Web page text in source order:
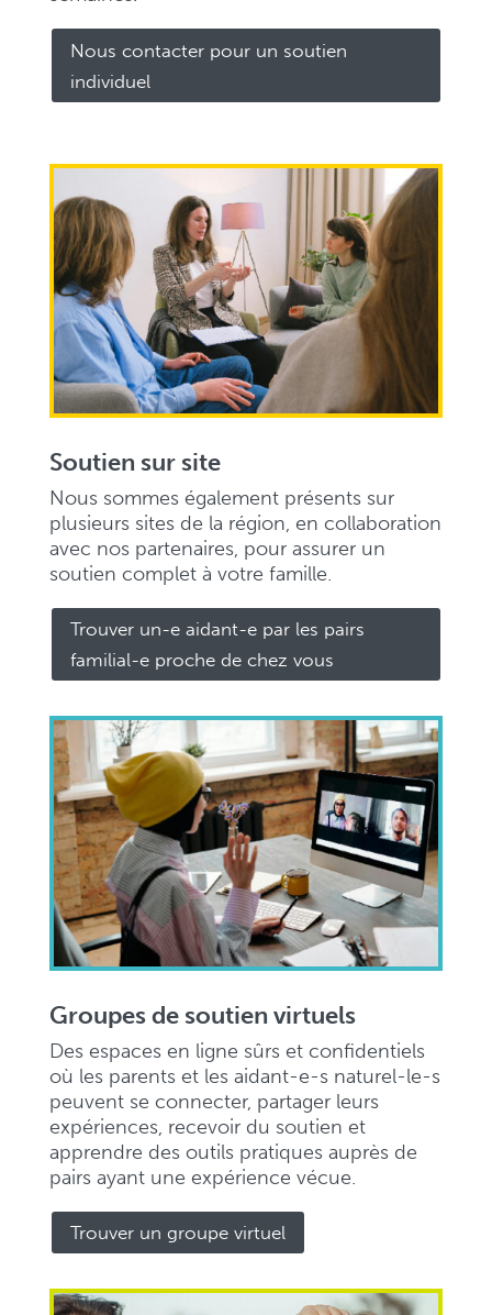
Nous contacter pour un soutien
individuel
Soutien sur site
Nous sommes également présents sur
plusieurs sites de la région, en collaboration
avec nos partenaires, pour assurer un
soutien complet à votre famille.
Trouver un-e aidant-e par les pairs
familial-e proche de chez vous
Groupes de soutien virtuels
Des espaces en ligne sûrs et confidentiels
où les parents et les aidant-e-s naturel-le-s
peuvent se connecter, partager leurs
expériences, recevoir du soutien et
apprendre des outils pratiques auprès de
pairs ayant une expérience vécue.
Trouver un groupe virtuel